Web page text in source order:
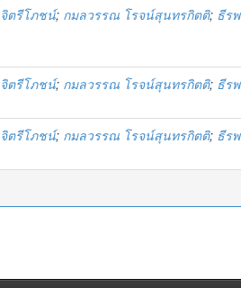
ตรีโภชน์; กมลวรรณ โรจน์สุนทรกิตติ; ธีร
ตรีโภชน์; กมลวรรณ โรจน์สุนทรกิตติ; ธีร
ตรีโภชน์; กมลวรรณ โรจน์สุนทรกิตติ; ธีร